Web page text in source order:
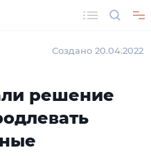
Создано 20.04.2022
решение